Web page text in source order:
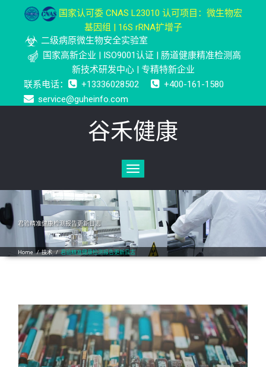
国家认可委 CNAS L23010 认可项目：微生物宏
基因组 | 16S rRNA扩增子
二级病原微生物安全实验室
国家高新企业 | ISO9001认证 | 肠道健康精准检测高
新技术研发中心 | 专精特新企业
联系电话：
+13336028502
+400-161-1580
service@guheinfo.com
谷禾健康
Toggle
navigation
君验精准健康检测报告更新日志
Home/技术/君验精准健康检测报告更新日志